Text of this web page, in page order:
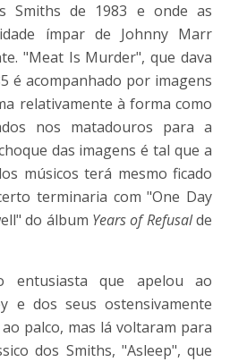
Smiths de 1983 e onde as
ímpar de Johnny Marr
"Meat Is Murder", que dava
é acompanhado por imagens
relativamente à forma como
nos matadouros para a
das imagens é tal que a
músicos terá mesmo ficado
terminaria com "One Day
do álbum Years of Refusalde
entusiasta que apelou ao
e dos seus ostensivamente
palco, mas lá voltaram para
dos Smiths, "Asleep", que